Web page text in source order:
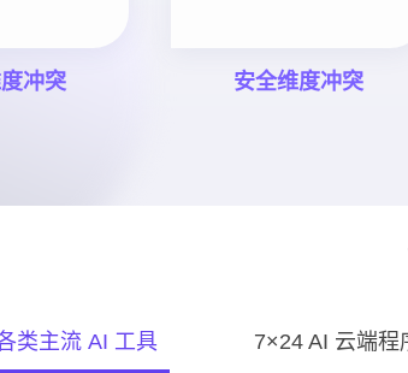
冲突 安全维度冲突
类主流 AI 工具 7×24 AI 云端程